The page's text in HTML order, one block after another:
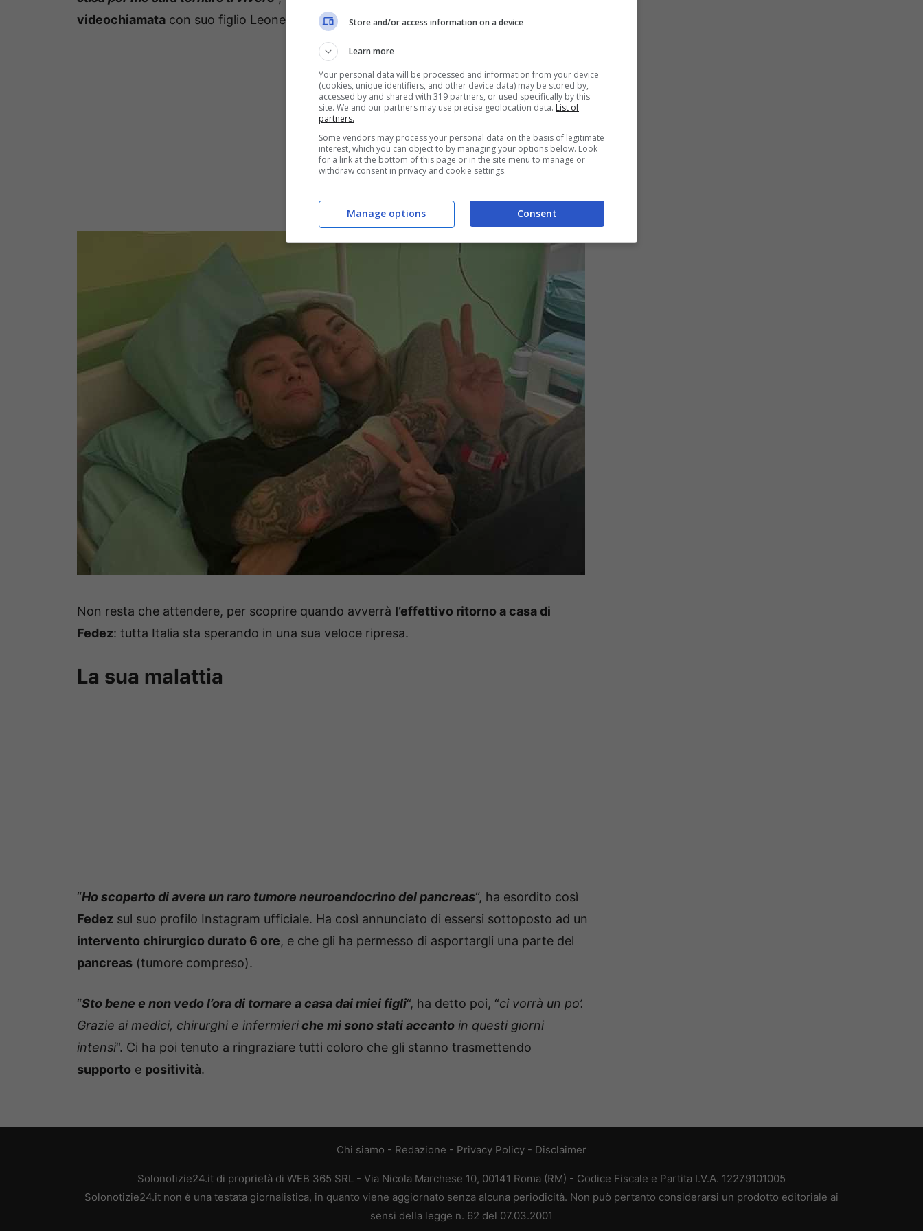
videochiamata con suo figlio Leone.
Non resta che attendere, per scoprire quando avverrà l’effettivo ritorno a casa di
Fedez: tutta Italia sta sperando in una sua veloce ripresa.
La sua malattia
“Ho scoperto di avere un raro tumore neuroendocrino del pancreas“, ha esordito così
Fedez sul suo profilo Instagram ufficiale. Ha così annunciato di essersi sottoposto ad un
intervento chirurgico durato 6 ore, e che gli ha permesso di asportargli una parte del
pancreas (tumore compreso).
“Sto bene e non vedo l’ora di tornare a casa dai miei figli“, ha detto poi, “ci vorrà un po’.
Grazie ai medici, chirurghi e infermieriche mi sono stati accanto in questi giorni
intensi“. Ci ha poi tenuto a ringraziare tutti coloro che gli stanno trasmettendo
supporto e positività.
Chi siamo - Redazione - Privacy Policy - Disclaimer
Solonotizie24.it di proprietà di WEB 365 SRL - Via Nicola Marchese 10, 00141 Roma (RM) - Codice Fiscale e Partita I.V.A. 12279101005
Solonotizie24.it non è una testata giornalistica, in quanto viene aggiornato senza alcuna periodicità. Non può pertanto considerarsi un prodotto editoriale ai
sensi della legge n. 62 del 07.03.2001
Store and/or access information on a device
Learn more
Your personal data will be processed and information from your device
(cookies, unique identifiers, and other device data) may be stored by,
accessed by and shared with 319 partners, or used specifically by this
site. We and our partners may use precise geolocation data. List of
partners.
Some vendors may process your personal data on the basis of legitimate
interest, which you can object to by managing your options below. Look
for a link at the bottom of this page or in the site menu to manage or
withdraw consent in privacy and cookie settings.
Consent
Manage options